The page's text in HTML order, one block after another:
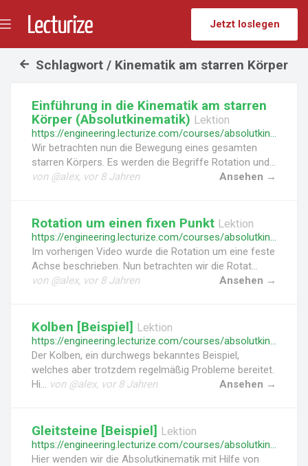
Jetzt loslegen
Schlagwort / Kinematik am starren Körper
Einführung in die Kinematik am starren
Körper (Absolutkinematik) Lektion
https://engineering.lecturize.com/courses/absolutkinematik-kinematik-des-starren-koerpers/lessons/einfuehrung-in-die-kinematik-am-starren-koerper-absolutkinematik
Wir betrachten nun die Bewegung eines gesamten
starren Körpers. Es werden die Begriffe Rotation und...
von @alex, vor 8 Jahren
Ansehen →
Rotation um einen fixen Punkt Lektion
https://engineering.lecturize.com/courses/absolutkinematik-kinematik-des-starren-koerpers/lessons/rotation-um-einen-fixen-punkt
Im vorherigen Video wurde die Rotation um eine feste
Achse beschrieben. Nun betrachten wir die Rotat...
von @alex, vor 8 Jahren
Ansehen →
Kolben [Beispiel] Lektion
https://engineering.lecturize.com/courses/absolutkinematik-kinematik-des-starren-koerpers/lessons/kinematik-beispiel-kolben
Der Kolben, ein durchwegs bekanntes Beispiel,
welches aber trotzdem regelmäßig Probleme bereitet.
Hi... von @alex, vor 8 Jahren Ansehen →
Gleitsteine [Beispiel] Lektion
https://engineering.lecturize.com/courses/absolutkinematik-kinematik-des-starren-koerpers/lessons/kinematik-beispiel-gleitsteine
Hier wenden wir die Absolutkinematik mit Hilfe von